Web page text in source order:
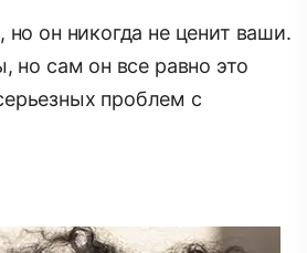
он никогда не ценит ваши.
но сам он все равно это
проблем с